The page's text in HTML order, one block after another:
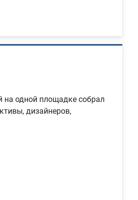
на одной площадке собрал
дизайнеров,